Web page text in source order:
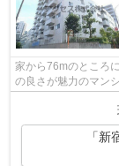
家から76mのところ
の良さが魅力のマン
「